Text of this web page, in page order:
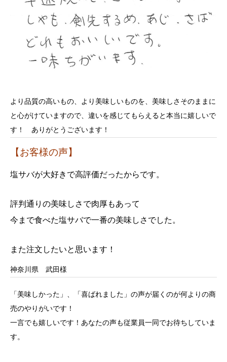
より品質の高いもの、より美味しいものを、美味しさそのままに
と心がけていますので、違いを感じてもらえると本当に嬉しいで
す！ ありがとうございます！
【お客様の声】
塩サバが大好きで高評価だったからです。
評判通りの美味しさで肉厚もあって
今まで食べた塩サバで一番の美味しさでした。
また注文したいと思います！
神奈川県 武田様
「美味しかった」、「喜ばれました」の声が届くのが何よりの商
売のやりがいです！
一言でも嬉しいです！あなたの声も従業員一同でお待ちしていま
す。